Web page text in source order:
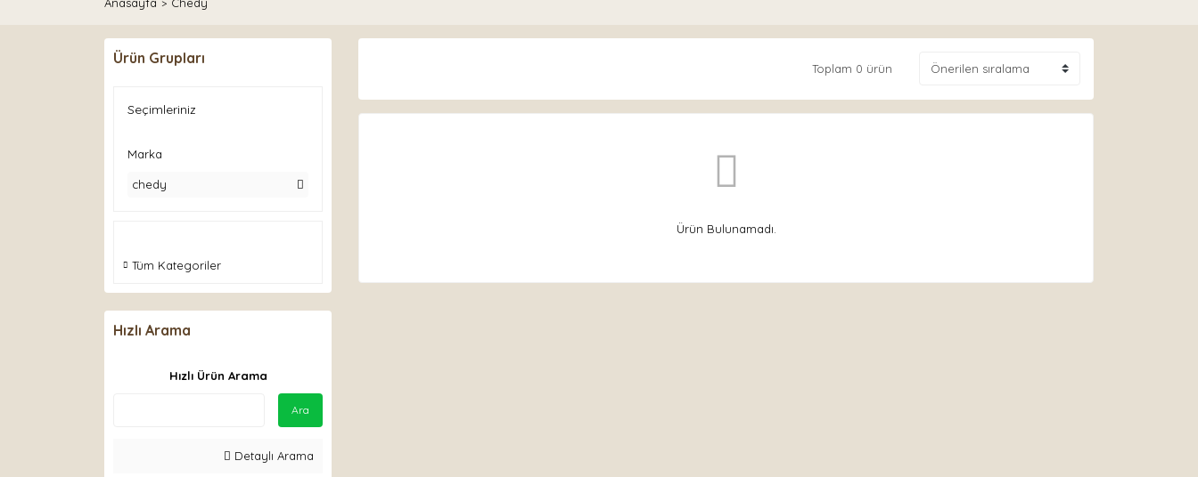
Ürün Grupları
Seçimleriniz
Marka
chedy
Tüm Kategoriler
Hızlı Arama
Hızlı Ürün Arama
Ara
Detaylı Arama
Toplam 0 ürün
Ürün Bulunamadı.